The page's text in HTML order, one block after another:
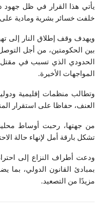
يأتي هذا القرار في ظل جهود
خلفت خسائر بشرية ومادية على
ويهدف وقف إطلاق النار إلى
بين الحكومتين، من أجل
المواجهات الأخيرة.
وتطالب منظمات إقليمية
العنف، حفاظا على استقرار
من جهتها، رحبت أوساط محلية
تشكل بارقة أمل لإنهاء حالة
ودعت أطراف النزاع إلى
بمبادئ القانون الدولي، بما
مزيدًا من التصعيد.